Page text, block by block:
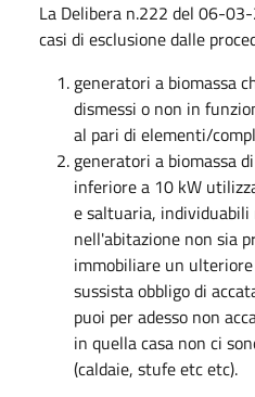
La Delibera n.222 del 06-
casi di esclusione dalle
generatori a biomassa
dismessi o non in
al pari di elementi/
generatori a biomassa
inferiore a 10 kW
e saltuaria, individuabili
nell'abitazione non sia
immobiliare un
sussista obbligo di
puoi per adesso non
in quella casa non ci
(caldaie, stufe etc etc).